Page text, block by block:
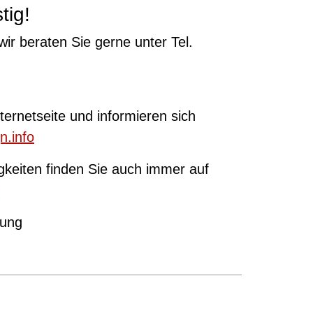
beraten Sie gerne unter Tel.
und informieren sich
finden Sie auch immer auf